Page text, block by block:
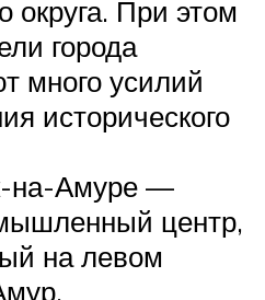
округа. При этом
города
много усилий
исторического
на-Амуре —
центр,
на левом